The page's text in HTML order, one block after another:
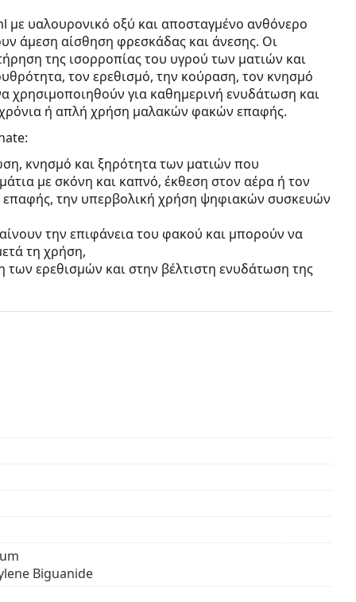
με υαλουρονικό οξύ και αποσταγμένο ανθόνερο
άμεση αίσθηση φρεσκάδας και άνεσης. Οι
της ισορροπίας του υγρού των ματιών και
τον ερεθισμό, την κούραση, τον κνησμό
χρησιμοποιηθούν για καθημερινή ενυδάτωση και
ή απλή χρήση μαλακών φακών επαφής.
κνησμό και ξηρότητα των ματιών που
με σκόνη και καπνό, έκθεση στον αέρα ή τον
επαφής, την υπερβολική χρήση ψηφιακών συσκευών
την επιφάνεια του φακού και μπορούν να
τη χρήση,
ερεθισμών και στην βέλτιστη ενυδάτωση της
και καταπραϋντική δράση, το απεσταγμένο νερό
στην ερυθρότητα,
τους ανθρώπους, συμπεριλαμβανομένων των
Biguanide